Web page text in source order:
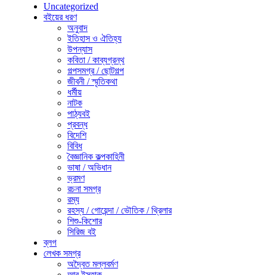
Uncategorized
বইয়ের ধরণ
অনুবাদ
ইতিহাস ও ঐতিহ্য
উপন্যাস
কবিতা / কাব্যগ্রন্থ
গল্পসমগ্র / ছোটগল্প
জীবনী / স্মৃতিকথা
ধর্মীয়
নাটক
পাঠ্যবই
প্রবন্ধ
বিদেশি
বিবিধ
বৈজ্ঞানিক কল্পকাহিনী
ভাষা / অভিধান
ভ্রমণ
রচনা সমগ্র
রম্য
রহস্য / গোয়েন্দা / ভৌতিক / থ্রিলার
শিশু-কিশোর
সিরিজ বই
ব্লগ
লেখক সমগ্র
অদ্বৈত মল্লবর্মণ